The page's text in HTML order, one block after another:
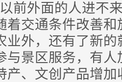
前外面的人进不
着交通条件改善
业外，还有了新
与景区服务，有
产、文创产品增加